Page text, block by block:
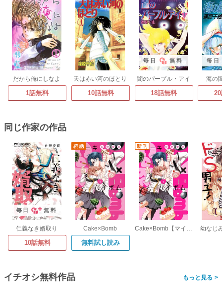
だから俺にしなよ
1話無料
天は赤い河のほとり
10話無料
毎日 無料
闇のパープル・アイ
18話無料
毎日
海の
同じ作家の作品
毎日 無料
仁義なき婿取り
10話無料
Cake×Bomb
無料試し読み
Cake×Bomb【マイクロ】 幼なじ
イチオシ無料作品 >